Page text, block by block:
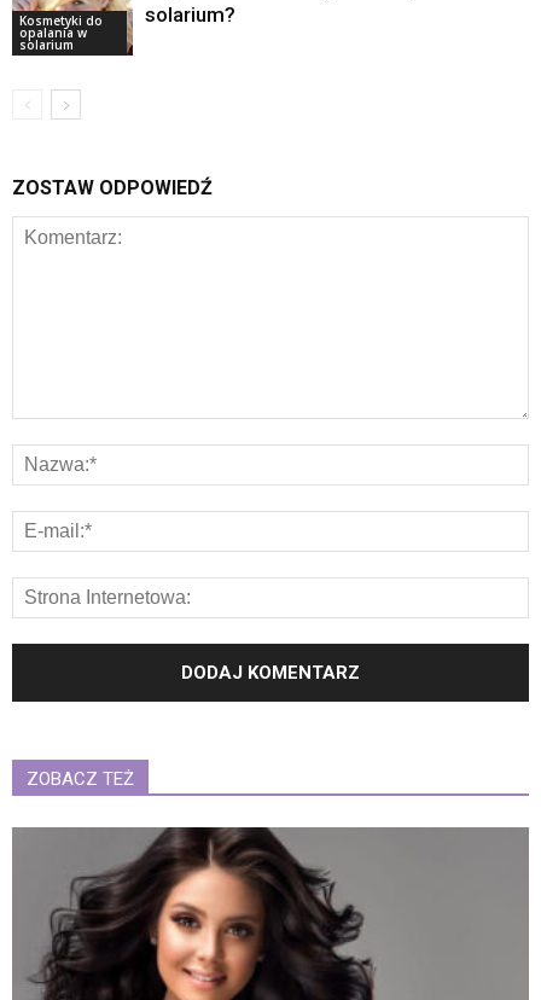
Kosmetyki do
opalania w
solarium
solarium?
ZOSTAW ODPOWIEDŹ
ZOBACZ TEŻ